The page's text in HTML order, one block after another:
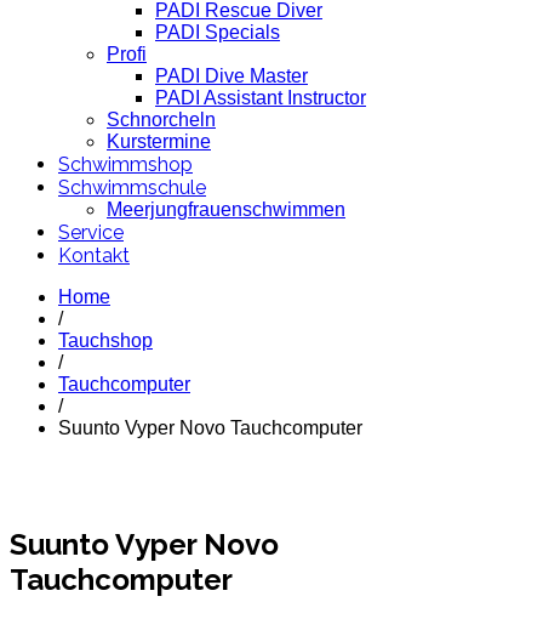
PADI Rescue Diver
PADI Specials
Profi
PADI Dive Master
PADI Assistant Instructor
Schnorcheln
Kurstermine
Schwimmshop
Schwimmschule
Meerjungfrauenschwimmen
Service
Kontakt
Home
/
Tauchshop
/
Tauchcomputer
/
Suunto Vyper Novo Tauchcomputer
Suunto Vyper Novo
Tauchcomputer